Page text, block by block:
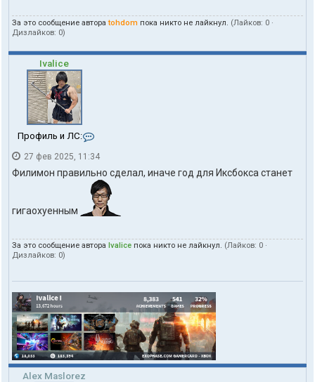
о
в
т
m
За это сообщение автораtohdom пока никто не лайкнул. (Лайков: 0 ·
Дизлайков: 0)
Ivalice
Профиль и ЛС:
н
т
а
к
т
ы
л
о
в
а
т
е
л
я
I
v
27 фев 2025, 11:34
Филимон правильно сделал, иначе год для Иксбокса станет
гигаохуенным
За это сообщение автора Ivalice пока никто не лайкнул. (Лайков: 0 ·
Дизлайков: 0)
Alex Maslorez